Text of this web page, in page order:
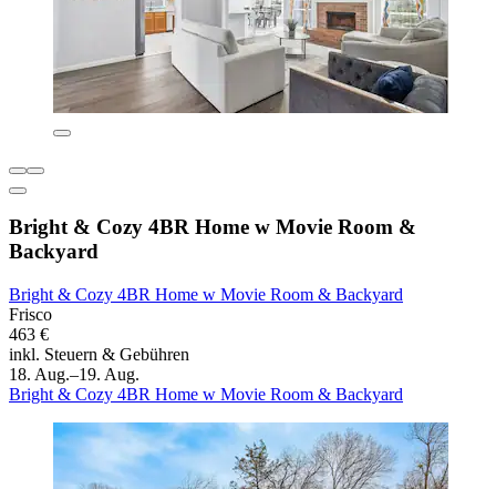
Bright & Cozy 4BR Home w Movie Room &
Backyard
Bright & Cozy 4BR Home w Movie Room & Backyard
Frisco
463 €
inkl. Steuern & Gebühren
18. Aug.–19. Aug.
Bright & Cozy 4BR Home w Movie Room & Backyard